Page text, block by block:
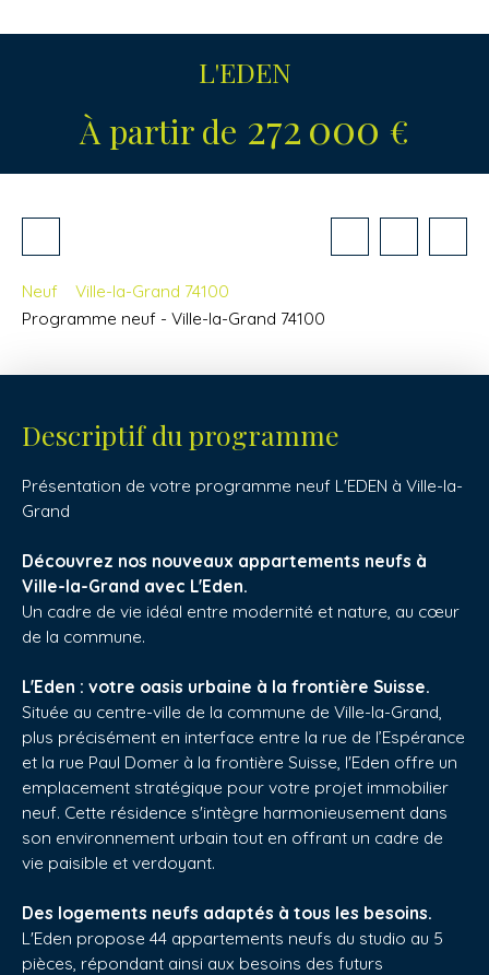
L'EDEN
À partir de 272 000 €
Neuf
Ville-la-Grand 74100
Programme neuf - Ville-la-Grand 74100
Descriptif du programme
Présentation de votre programme neuf L'EDEN à Ville-la-
Grand
Découvrez nos nouveaux appartements neufs à
Ville-la-Grand avec L'Eden.
Un cadre de vie idéal entre modernité et nature, au cœur
de la commune.
L'Eden : votre oasis urbaine à la frontière Suisse.
Située au centre-ville de la commune de Ville-la-Grand,
plus précisément en interface entre la rue de l’Espérance
et la rue Paul Domer à la frontière Suisse, l'Eden offre un
emplacement stratégique pour votre projet immobilier
neuf. Cette résidence s'intègre harmonieusement dans
son environnement urbain tout en offrant un cadre de
vie paisible et verdoyant.
Des logements neufs adaptés à tous les besoins.
L'Eden propose 44 appartements neufs du studio au 5
pièces, répondant ainsi aux besoins des futurs